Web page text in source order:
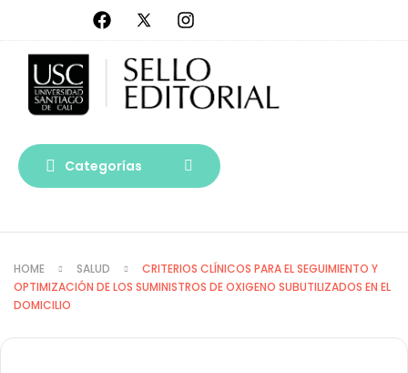
Categorías
HOME SALUD
CRITERIOS CLÍNICOS PARA EL SEGUIMIENTO Y
OPTIMIZACIÓN DE LOS SUMINISTROS DE OXIGENO SUBUTILIZADOS EN EL
DOMICILIO